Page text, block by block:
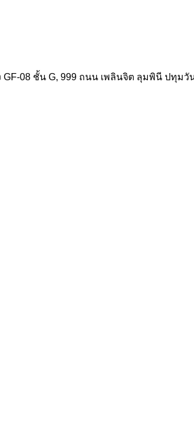
GF-08 ชั้น G, 999 ถนน เพลินจิต ลุมพินี ปทุม